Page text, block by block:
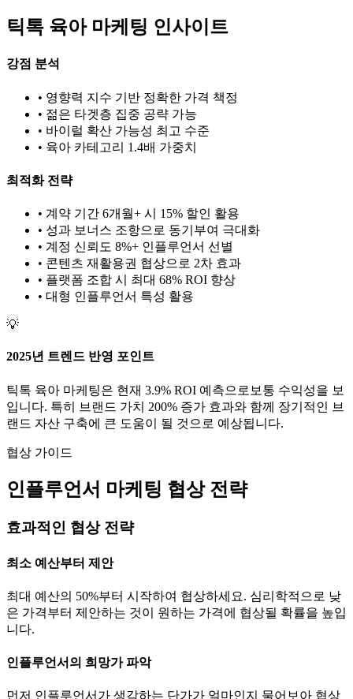
틱톡 육아마케팅 인사이트
강점 분석
• 영향력 지수 기반 정확한 가격 책정
• 젊은 타겟층 집중 공략 가능
• 바이럴 확산 가능성 최고 수준
• 육아 카테고리 1.4배 가중치
최적화 전략
• 계약 기간 6개월+ 시 15% 할인 활용
• 성과 보너스 조항으로 동기부여 극대화
• 계정 신뢰도 8%+ 인플루언서 선별
• 콘텐츠 재활용권 협상으로 2차 효과
• 플랫폼 조합 시 최대 68% ROI 향상
• 대형 인플루언서 특성 활용
💡
2025년 트렌드 반영 포인트
틱톡 육아 마케팅은 현재 3.9% ROI 예측으로 보통 수익성을 보
입니다. 특히 브랜드 가치
200% 증가 효과와 함께 장기적인 브
랜드 자산 구축에 큰 도움이 될 것으로 예상됩니다.
협상 가이드
인플루언서 마케팅 협상 전략
효과적인 협상 전략
최소 예산부터 제안
최대 예산의 50%부터 시작하여 협상하세요. 심리학적으로 낮
은 가격부터 제안하는 것이 원하는 가격에 협상될 확률을 높입
니다.
인플루언서의 희망가 파악
먼저 인플루언서가 생각하는 단가가 얼마인지 물어보아 협상